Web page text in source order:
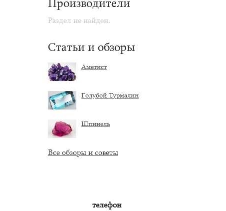
Производители
Раздел не найден.
Статьи и обзоры
Аметист
Голубой Турмалин
Шпинель
Все обзоры и советы
телефон